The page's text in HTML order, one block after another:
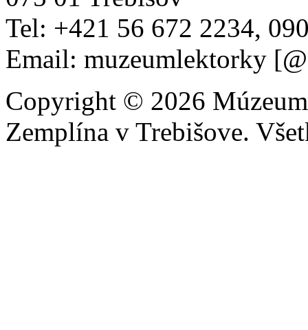
Tel: +421 56 672 2234,
Email: muzeumlektorky
Copyright © 2026
Zemplína v Trebišove.